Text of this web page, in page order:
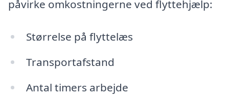
påvirke omkostningerne ved flyttehjælp:
Størrelse på flyttelæs
Transportafstand
Antal timers arbejde